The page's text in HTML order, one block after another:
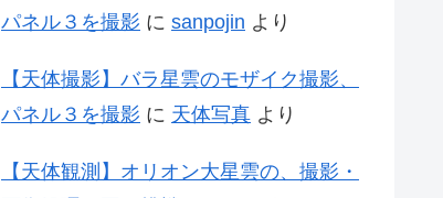
パネル３を撮影 に sanpojin より
【天体撮影】バラ星雲のモザイク撮影、
パネル３を撮影 に 天体写真 より
【天体観測】オリオン大星雲の、撮影・